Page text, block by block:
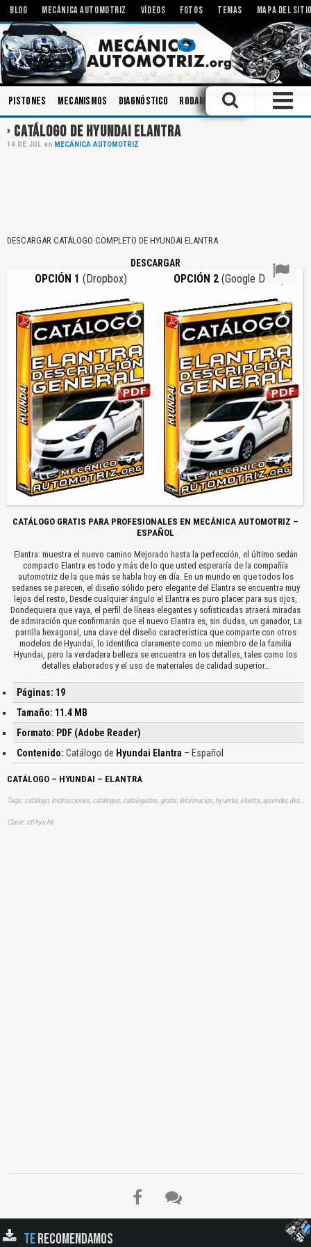
BLOG MECÁNICA AUTOMOTRIZ VÍDEOS FOTOS TEMAS MAPA DEL
Pistones Mecanismos Diagnóstico Rodamientos Inspecciones
CATÁLOGO DE HYUNDAI ELANTRA
14 DE JUL en MECÁNICA AUTOMOTRIZ
DESCARGAR CATÁLOGO COMPLETO DE HYUNDAI ELANTRA
DESCARGAR
OPCIÓN 1 (Dropbox) OPCIÓN 2 (Google Drive)
CATÁLOGO GRATIS PARA PROFESIONALES EN MECÁNICA AUTOMOTRIZ –
ESPAÑOL
Elantra: muestra el nuevo camino Mejorado hasta la perfección, el último sedán
compacto Elantra es todo y más de lo que usted esperaría de la compañía
automotriz de la que más se habla hoy en día. En un mundo en que todos los
sedanes se parecen, el diseño sólido pero elegante del Elantra se encuentra muy
lejos del resto, Desde cualquier ángulo el Elantra es puro placer para sus ojos,
Dondequiera que vaya, el perfil de líneas elegantes y sofisticadas atraerá miradas
de admiración que confirmarán que el nuevo Elantra es, sin dudas, un ganador, La
parrilla hexagonal, una clave del diseño característica que comparte con otros
modelos de Hyundai, lo identifica claramente como un miembro de la familia
Hyundai, pero la verdadera belleza se encuentra en los detalles, tales como los
detalles elaborados y el uso de materiales de calidad superior…
Páginas: 19
Tamaño: 11.4 MB
Formato: PDF (Adobe Reader)
Contenido: Catálogo de Hyundai Elantra – Español
CATÁLOGO – HYUNDAI – ELANTRA
Tags: catalogo, instrucciones, catalogos, cataloguitos, gratis, informacion, hyundai, elantra, aprender, descargas
Clave: ctl hyu hlr
TERECOMENDAMOS